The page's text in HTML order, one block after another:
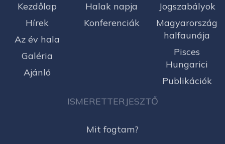
Kezdőlap
Hírek
Az év hala
Galéria
Ajánló
Halak napja
Konferenciák
Jogszabályok
Magyarország
halfaunája
Pisces
Hungarici
Publikációk
ISMERETTERJESZTŐ
Mit fogtam?